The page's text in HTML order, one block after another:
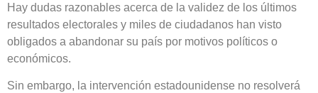
Hay dudas razonables acerca de la validez de los últimos
resultados electorales y miles de ciudadanos han visto
obligados a abandonar su país por motivos políticos o
económicos.
Sin embargo, la intervención estadounidense no resolverá